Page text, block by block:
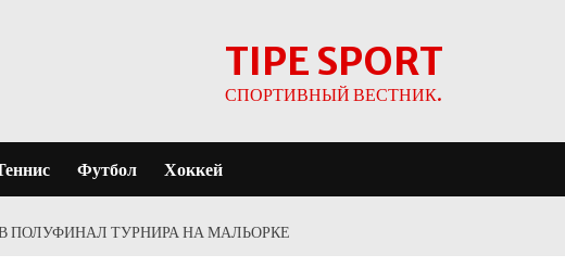
TIPE SPORT
СПОРТИВНЫЙ ВЕСТНИК.
Футбол Хоккей
ПОЛУФИНАЛ ТУРНИРА НА МАЛЬОРКЕ